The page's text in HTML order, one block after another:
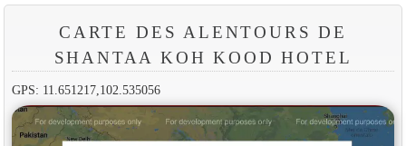
CARTE DES ALENTOURS DE
SHANTAA KOH KOOD HOTEL
GPS: 11.651217,102.535056